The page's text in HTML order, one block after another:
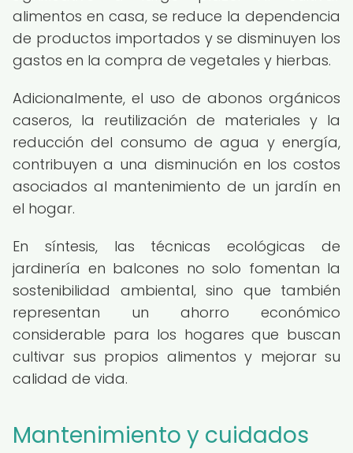
alimentos en casa, se reduce la dependencia
de productos importados y se disminuyen los
gastos en la compra de vegetales y hierbas.
Adicionalmente, el uso de abonos orgánicos
caseros, la reutilización de materiales y la
reducción del consumo de agua y energía,
contribuyen a una disminución en los costos
asociados al mantenimiento de un jardín en
el hogar.
En síntesis, las técnicas ecológicas de
jardinería en balcones no solo fomentan la
sostenibilidad ambiental, sino que también
representan un ahorro económico
considerable para los hogares que buscan
cultivar sus propios alimentos y mejorar su
calidad de vida.
Mantenimiento y cuidados